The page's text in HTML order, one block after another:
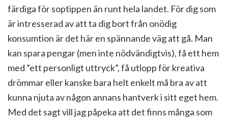
färdiga för soptippen än runt hela landet. För dig som
är intresserad av att ta dig bort från onödig
konsumtion är det här en spännande väg att gå. Man
kan spara pengar (men inte nödvändigtvis), få ett hem
med ”ett personligt uttryck”, få utlopp för kreativa
drömmar eller kanske bara helt enkelt må bra av att
kunna njuta av någon annans hantverk i sitt eget hem.
Med det sagt vill jag påpeka att det finns många som